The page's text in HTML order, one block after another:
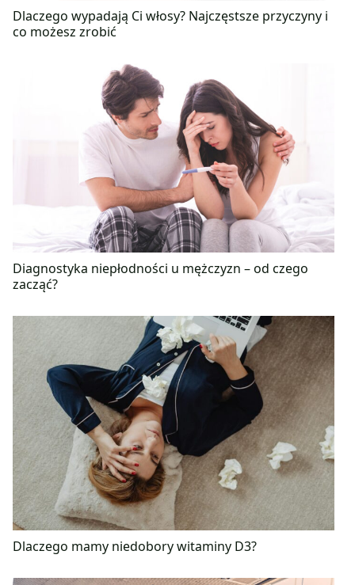
Dlaczego wypadają Ci włosy? Najczęstsze przyczyny i
co możesz zrobić
Diagnostyka niepłodności u mężczyzn – od czego
zacząć?
Dlaczego mamy niedobory witaminy D3?